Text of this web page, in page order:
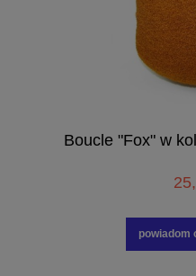
Boucle "Fox" w
powiadom